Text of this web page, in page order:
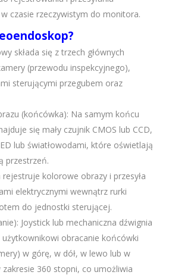
czasie rzeczywistym do monitora.
składa się z trzech głównych
(przewodu inspekcyjnego),
sterującymi przegubem oraz
(końcówka): Na samym końcu
się mały czujnik CMOS lub CCD,
lub światłowodami, które oświetlają
przestrzeń.
kolorowe obrazy i przesyła
elektrycznymi wewnątrz rurki
do jednostki sterującej.
Joystick lub mechaniczna dźwignia
obracanie końcówki
w górę, w dół, w lewo lub w
360 ​​stopni, co umożliwia